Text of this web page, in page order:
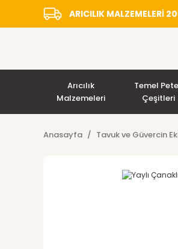
ARICILIK MALZEMELERİ
Arıcılık
Malzemeleri
Temel
Çeşitleri
Anasayfa Tavuk ve Güvercin